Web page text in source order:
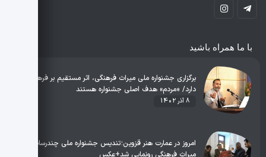
با ما همراه باشید
برگزاری جشنواره ملی میراث فرهنگی، اثر مستقیم بر فرهنگ
دارد/ «مردم» هدف اصلی جشنواره هستند
8 آذر 1402
امروز در عمارت هنر قزوین؛ تندیس جشنواره ملی چندرسانه‌ای
میراث فرهنگی رونمایی شد+عکس